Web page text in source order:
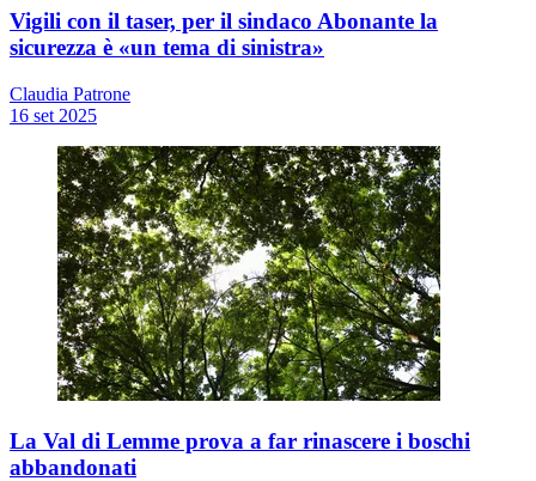
Vigili con il taser, per il sindaco Abonante la
sicurezza è «un tema di sinistra»
Claudia Patrone
16 set 2025
La Val di Lemme prova a far rinascere i boschi
abbandonati